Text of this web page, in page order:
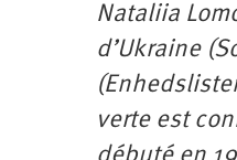
Nataliia
d’Ukraine
verte est